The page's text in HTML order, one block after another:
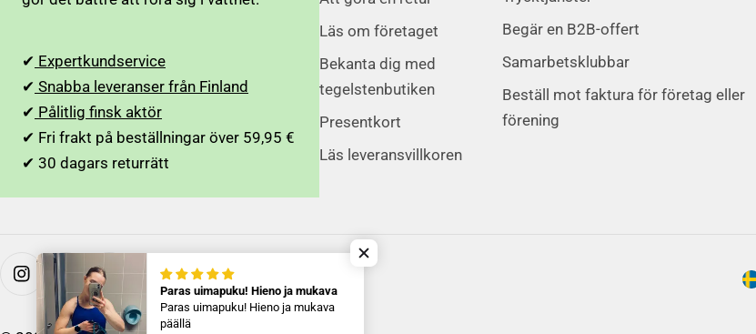
✔ Expertkundservice
✔ Snabba leveranser från Finland
✔ Pålitlig finsk aktör
✔ Fri frakt på beställningar över 59,95 €
✔ 30 dagars returrätt
Läs om företaget
Bekanta dig med
tegelstenbutiken
Presentkort
Läs leveransvillkoren
Begär en B2B-offert
Samarbetsklubbar
Beställ mot faktura för företag eller
förening
L
På Instagram
Paras uimapuku! Hieno ja mukava
Paras uimapuku! Hieno ja mukava
päällä